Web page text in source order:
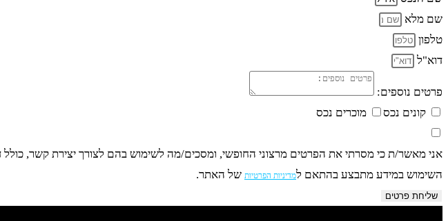
שם מלא
טלפון
דוא"ל
פרטים נוספים:
קונים נכס
מוכרים נכס
אני מאשר/ת כי מסרתי את הפרטים מרצוני החופשי, ומסכים/מה לשימוש בהם לצורך יצירת קשר, כולל
השימוש במידע מתבצע בהתאם למדיניות הפרטיות של האתר.
שליחת פרטים